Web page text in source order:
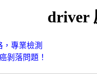
driver
專業檢測
剝落問題！